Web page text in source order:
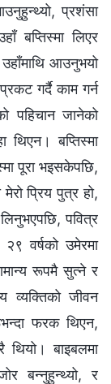
प्रशंसा
बप्तिस्मा लिएर
आउनुभयो
गर्दै काम गर्न
पहिचान जानेको
थिएन। बप्तिस्मा
पूरा भइसकेपछि,
प्रिय पुत्र हो,
पवित्र
वर्षको उमेरमा
रूपमै सुत्‍ने र
व्यक्तिको जीवन
फरक थिएन,
थियो। बाइबलमा
बन्‍नुहुन्थ्यो, र